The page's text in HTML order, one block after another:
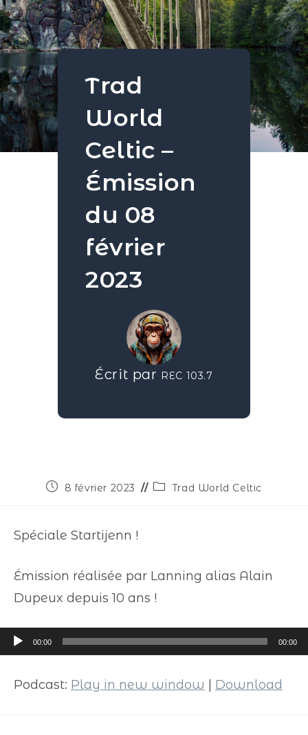
Trad
World
Celtic –
Émission
du 08
février
2023
Écrit par REC 103.7
8 février 2023 Trad World Celtic
Spéciale Startijenn !
Émission réalisée par Lanning alias Alain
Dupeux depuis 10 ans !
Lecteur
audio
00:00 00:00
Podcast: Play in new window Download